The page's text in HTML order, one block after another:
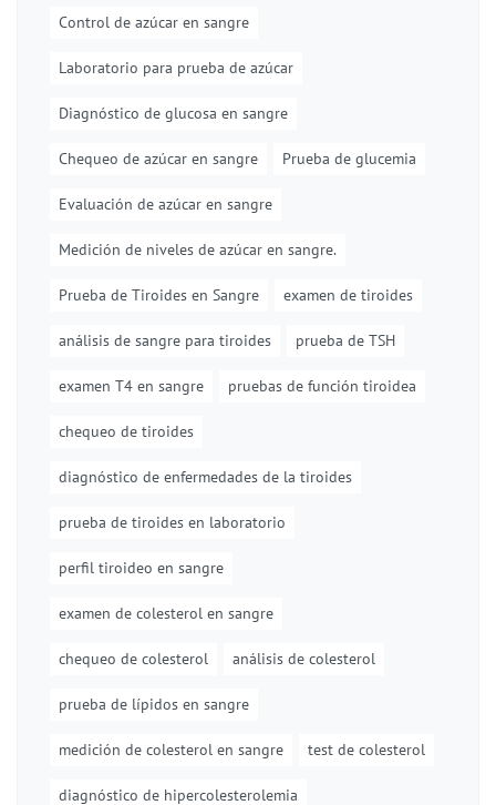
Control de azúcar en sangre
Laboratorio para prueba de azúcar
Diagnóstico de glucosa en sangre
Chequeo de azúcar en sangre Prueba de glucemia
Evaluación de azúcar en sangre
Medición de niveles de azúcar en sangre.
Prueba de Tiroides en Sangre examen de tiroides
análisis de sangre para tiroides prueba de TSH
examen T4 en sangre pruebas de función tiroidea
chequeo de tiroides
diagnóstico de enfermedades de la tiroides
prueba de tiroides en laboratorio
perfil tiroideo en sangre
examen de colesterol en sangre
chequeo de colesterol análisis de colesterol
prueba de lípidos en sangre
medición de colesterol en sangre test de colesterol
diagnóstico de hipercolesterolemia